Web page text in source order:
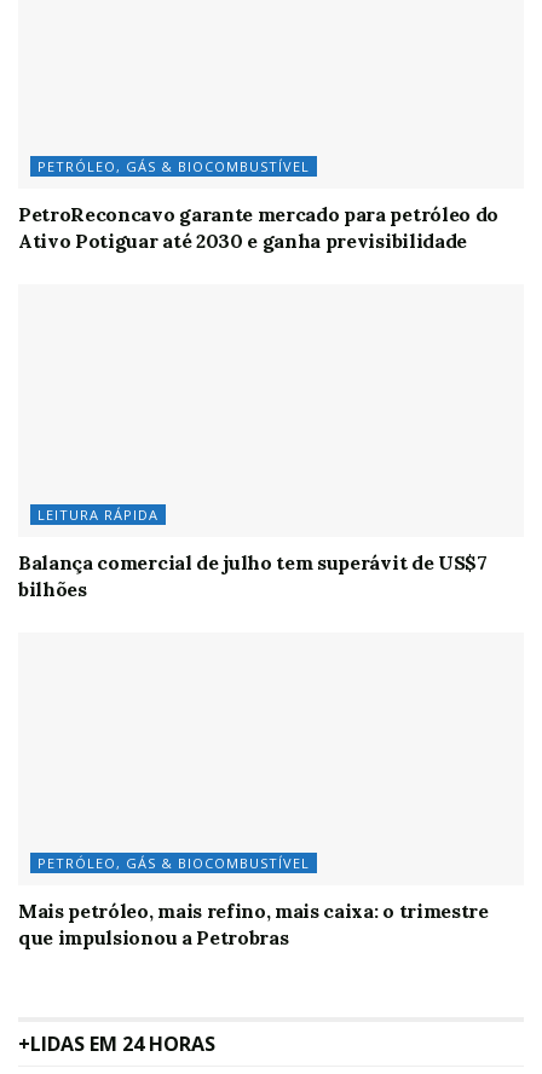
PETRÓLEO, GÁS & BIOCOMBUSTÍVEL
PetroReconcavo garante mercado para petróleo do
Ativo Potiguar até 2030 e ganha previsibilidade
LEITURA RÁPIDA
Balança comercial de julho tem superávit de US$7
bilhões
PETRÓLEO, GÁS & BIOCOMBUSTÍVEL
Mais petróleo, mais refino, mais caixa: o trimestre
que impulsionou a Petrobras
+LIDAS EM 24 HORAS